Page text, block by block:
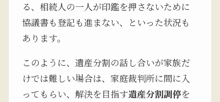
る、相続人の一人が印鑑を押さないために
協議書も登記も進まない、といった状況も
あります。
このように、遺産分割の話し合いが家族だ
けでは難しい場合は、家庭裁判所に間に入
ってもらい、解決を目指す遺産分割調停を